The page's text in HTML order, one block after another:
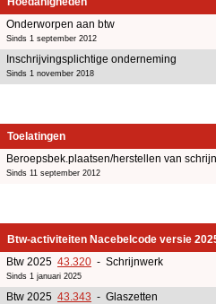
Onderworpen aan btw
Sinds 1 september 2012
Inschrijvingsplichtige onderneming
Sinds 1 november 2018
Toelatingen
Beroepsbek.plaatsen/herstellen van
Sinds 11 september 2012
Btw-activiteiten Nacebelcode versie
Btw 2025 43.320 - Schrijnwerk
Sinds 1 januari 2025
Btw 2025 43.343 - Glaszetten